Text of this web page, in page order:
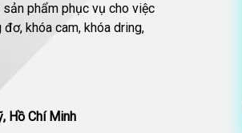
phẩm phục vụ cho việc
khóa cam, khóa dring,
Hồ Chí Minh